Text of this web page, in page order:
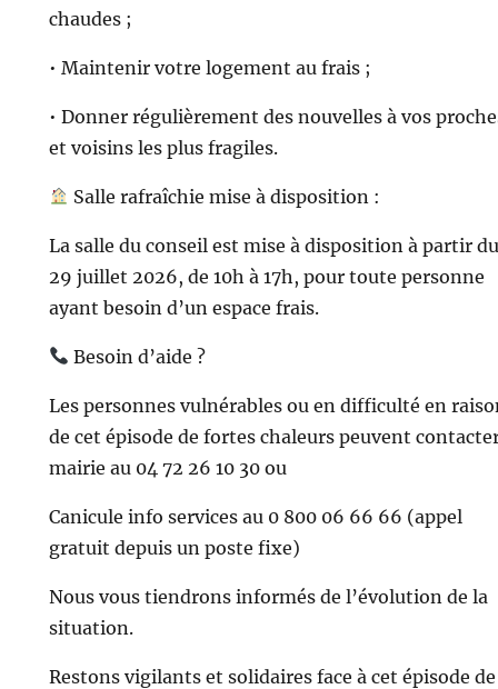
chaudes ;
• Maintenir votre logement au frais ;
• Donner régulièrement des nouvelles à vos
et voisins les plus fragiles.
Salle rafraîchie mise à disposition :
La salle du conseil est mise à disposition à partir du
29 juillet 2026, de 10h à 17h, pour toute personne
ayant besoin d’un espace frais.
Besoin d’aide ?
Les personnes vulnérables ou en difficulté en
de cet épisode de fortes chaleurs peuvent
mairie au 04 72 26 10 30 ou
Canicule info services au 0 800 06 66 66 (appel
gratuit depuis un poste fixe)
Nous vous tiendrons informés de l’évolution de la
situation.
Restons vigilants et solidaires face à cet épisode de